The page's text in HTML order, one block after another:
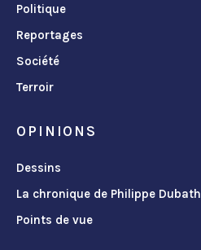
Politique
Reportages
Société
Terroir
OPINIONS
Dessins
La chronique de Philippe Dubath
Points de vue